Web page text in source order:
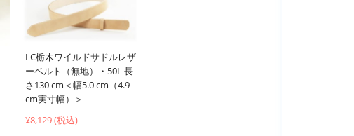
LC栃木ワイルドサドルレザ
ーベルト（無地）・50L 長
さ130 cm＜幅5.0 cm（4.9
cm実寸幅）＞
¥8,129 (税込)